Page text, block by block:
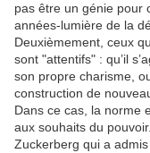
pas être un génie pour
années-lumière de la
Deuxièmement, ceux
sont "attentifs" : qu’il
son propre charisme,
construction de
Dans ce cas, la norme
aux souhaits du
Zuckerberg qui a